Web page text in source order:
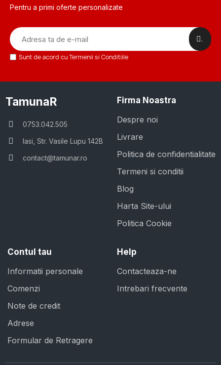
Pentru a primi oferte personalizate
.
Sunt de acord cu Termenii si Conditiile
TamunaR
0753.042.505
Iasi, Str. Vasile Lupu 142B
contact@tamunar.ro
Firma Noastra
Despre noi
Livrare
Politica de confidentialitate
Termeni si conditii
Blog
Harta Site-ului
Politica Cookie
Contul tau
Informatii personale
Comenzi
Note de credit
Adrese
Formular de Retragere
Help
Contacteaza-ne
Intrebari frecvente